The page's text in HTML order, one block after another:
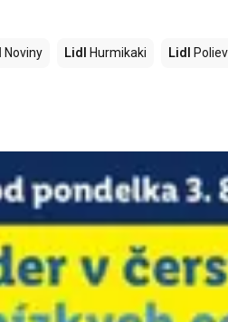
Noviny Lidl Hurmikaki Lidl